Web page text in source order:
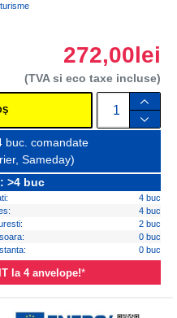
turisme
272,00lei
(TVA si eco taxe incluse)
buc. comandate
Sameday)
>4 buc
4 buc
4 buc
2 buc
0 buc
0 buc
la 4 anvelope!*